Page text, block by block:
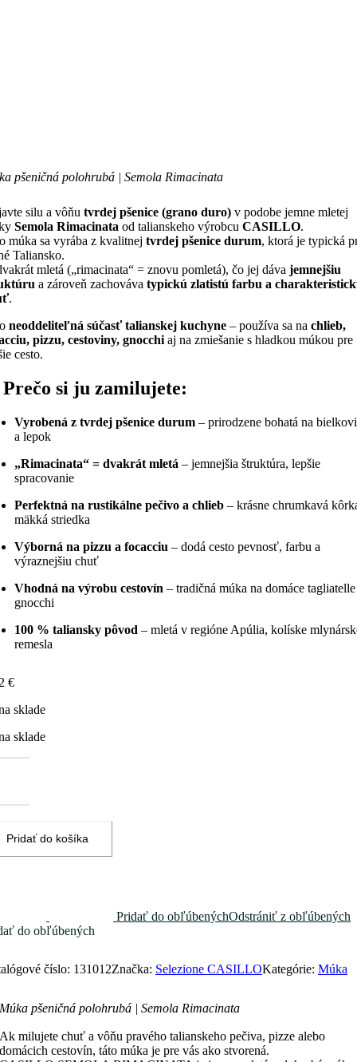
pšeničná polohrubá | Semola Rimacinata
silu a vôňu tvrdej pšenice (grano duro) v podobe jemne mletej
Semola Rimacinata od talianskeho výrobcu CASILLO.
múka sa vyrába z kvalitnej tvrdej pšenice durum, ktorá je typická
Taliansko.
mletá („rimacinata“ = znovu pomletá), čo jej dáva jemnejšiu
a zároveň zachováva typickú zlatistú farbu a
.
neoddeliteľná súčasť talianskej kuchyne – používa sa na chlieb,
pizzu, cestoviny, gnocchi aj na zmiešanie s hladkou múkou pre
cesto.
Prečo si ju zamilujete:
Vyrobená z tvrdej pšenice durum – prirodzene bohatá na
a lepok
„Rimacinata“ = dvakrát mletá – jemnejšia štruktúra, lepšie
spracovanie
Perfektná na rustikálne pečivo a chlieb – krásne chrumkavá
mäkká striedka
Výborná na pizzu a focacciu – dodá cesto pevnosť, farbu a
výraznejšiu chuť
Vhodná na výrobu cestovín – tradičná múka na domáce
gnocchi
100 % taliansky pôvod – mletá v regióne Apúlia, kolíske
remesla
€
sklade
sklade
Pridať do košíka
Pridať do obľúbenýchOdstrániť z obľúbených
do obľúbených
číslo: 131012Značka: Selezione CASILLOKategórie: Múka
Múka pšeničná polohrubá | Semola Rimacinata
Ak milujete chuť a vôňu pravého talianskeho pečiva, pizze alebo
domácich cestovín, táto múka je pre vás ako stvorená.